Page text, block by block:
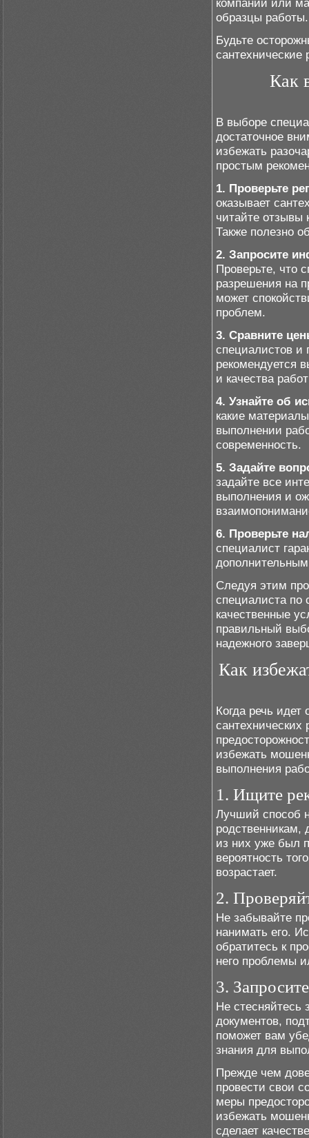
компании или
образцы работы.
Будьте
Как
В выборе
достаточное
избежать
простым
1. Проверьте
оказывает
читайте отзывы
Также полезно
2. Запросите
Проверьте, что
разрешения на
может
проблем.
3. Сравните
специалистов и
рекомендуется
и качества
4. Узнайте об
какие
выполнении
современность.
5. Задайте
задайте все
выполнения и
6. Проверьте
специалист
дополнительным
Следуя этим
специалиста по
качественные
правильный
надежного
Как
Когда речь
избежать
выполнения
1. Ищите
Лучший способ
родственникам,
из них уже был
вероятность
возрастает.
2.
Не забывайте
нанимать его.
обратитесь к
него проблемы
3.
Не стесняйтесь
документов,
поможет вам
знания для
Прежде чем
провести свои
меры
избежать
сделает